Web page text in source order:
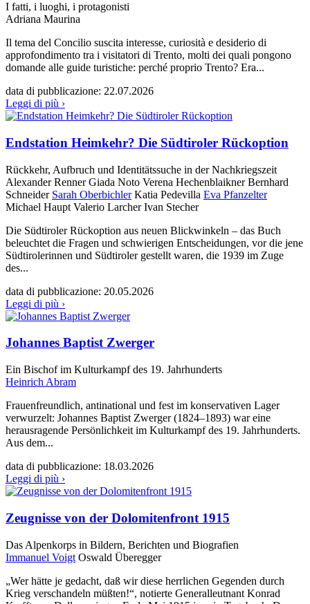
I fatti, i luoghi, i protagonisti
Adriana Maurina
Il tema del Concilio suscita interesse, curiosità e desiderio di
approfondimento tra i visitatori di Trento, molti dei quali pongono
domande alle guide turistiche: perché proprio Trento? Era...
data di pubblicazione: 22.07.2026
Leggi di più ›
Endstation Heimkehr? Die Südtiroler Rückoption
Rückkehr, Aufbruch und Identitätssuche in der Nachkriegszeit
Alexander Renner Giada Noto Verena Hechenblaikner Bernhard
Schneider Sarah Oberbichler Katia Pedevilla Eva Pfanzelter
Michael Haupt Valerio Larcher Ivan Stecher
Die Südtiroler Rückoption aus neuen Blickwinkeln – das Buch
beleuchtet die Fragen und schwierigen Entscheidungen, vor die jene
Südtirolerinnen und Südtiroler gestellt waren, die 1939 im Zuge
des...
data di pubblicazione: 20.05.2026
Leggi di più ›
Johannes Baptist Zwerger
Ein Bischof im Kulturkampf des 19. Jahrhunderts
Heinrich Abram
Frauenfreundlich, antinational und fest im konservativen Lager
verwurzelt: Johannes Baptist Zwerger (1824–1893) war eine
herausragende Persönlichkeit im Kulturkampf des 19. Jahrhunderts.
Aus dem...
data di pubblicazione: 18.03.2026
Leggi di più ›
Zeugnisse von der Dolomitenfront 1915
Das Alpenkorps in Bildern, Berichten und Biografien
Immanuel Voigt Oswald Überegger
„Wer hätte je gedacht, daß wir diese herrlichen Gegenden durch
Krieg verschandeln müßten!“, notierte Generalleutnant Konrad